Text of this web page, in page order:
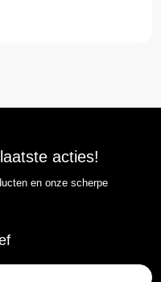
acties!
en onze scherpe